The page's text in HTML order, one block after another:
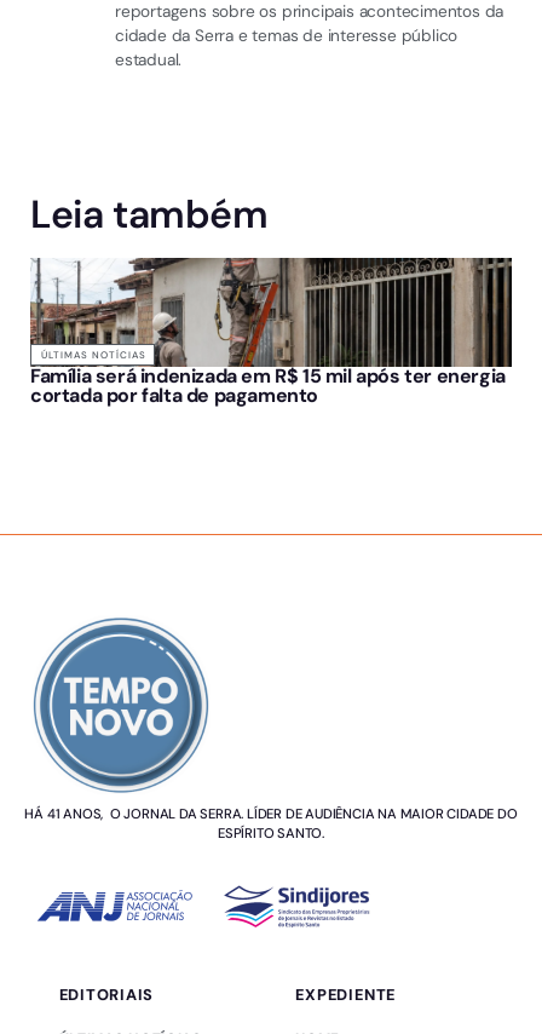
reportagens sobre os principais acontecimentos da
cidade da Serra e temas de interesse público
estadual.
Leia também
ÚLTIMAS NOTÍCIAS
Família será indenizada em R$ 15 mil após ter energia
cortada por falta de pagamento
HÁ 41 ANOS, O JORNAL DA SERRA. LÍDER DE AUDIÊNCIA NA MAIOR CIDADE DO
ESPÍRITO SANTO.
EDITORIAIS EXPEDIENTE